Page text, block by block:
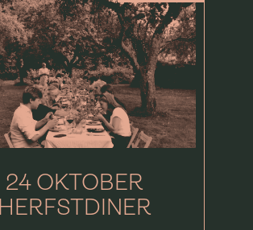
24 OKTOBER
HERFSTDINER